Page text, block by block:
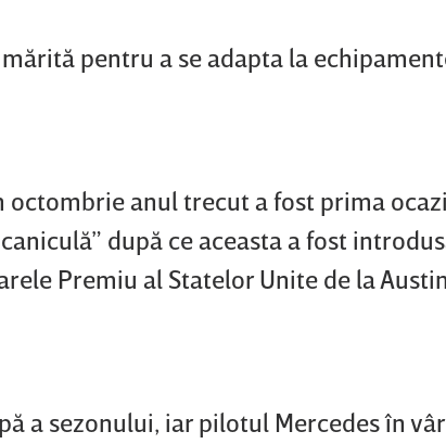
pentru a ⁠se adapta la
octombrie anul trecut a fost prima
după ce aceasta a fost
Premiu al Statelor Unite de la
a sezonului, iar pilotul Mercedes în